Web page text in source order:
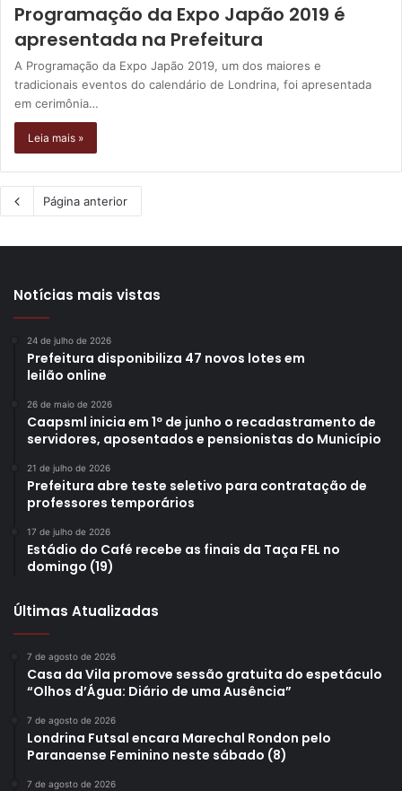
Programação da Expo Japão 2019 é
apresentada na Prefeitura
A Programação da Expo Japão 2019, um dos maiores e
tradicionais eventos do calendário de Londrina, foi apresentada
em cerimônia…
Leia mais »
Página anterior
Notícias mais vistas
24 de julho de 2026
Prefeitura disponibiliza 47 novos lotes em
leilão online
26 de maio de 2026
Caapsml inicia em 1º de junho o recadastramento de
servidores, aposentados e pensionistas do Município
21 de julho de 2026
Prefeitura abre teste seletivo para contratação de
professores temporários
17 de julho de 2026
Estádio do Café recebe as finais da Taça FEL no
domingo (19)
Últimas Atualizadas
7 de agosto de 2026
Casa da Vila promove sessão gratuita do espetáculo
“Olhos d’Água: Diário de uma Ausência”
7 de agosto de 2026
Londrina Futsal encara Marechal Rondon pelo
Paranaense Feminino neste sábado (8)
7 de agosto de 2026